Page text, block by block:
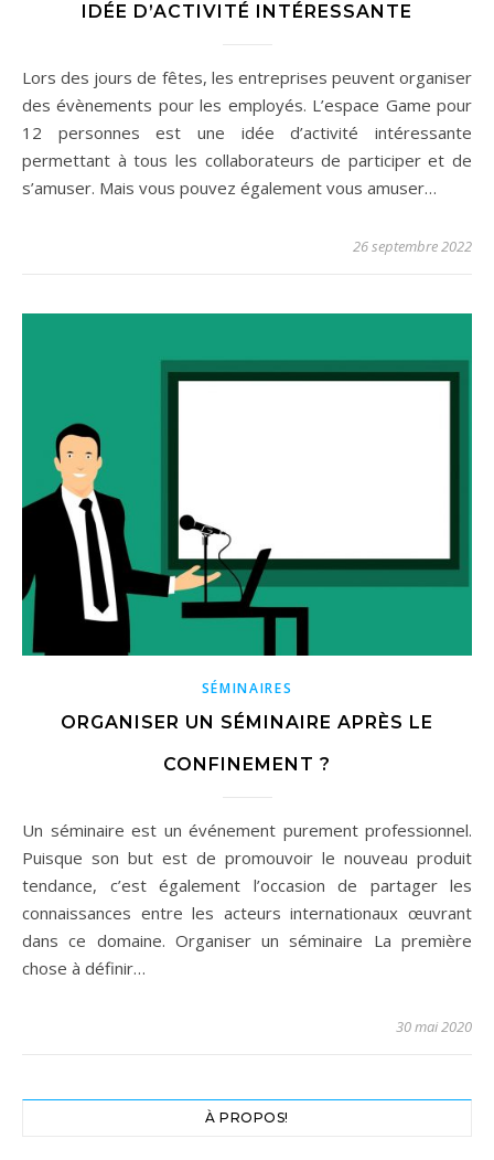
IDÉE D’ACTIVITÉ INTÉRESSANTE
Lors des jours de fêtes, les entreprises peuvent organiser
des évènements pour les employés. L’espace Game pour
12 personnes est une idée d’activité intéressante
permettant à tous les collaborateurs de participer et de
s’amuser. Mais vous pouvez également vous amuser…
26 septembre 2022
SÉMINAIRES
ORGANISER UN SÉMINAIRE APRÈS LE
CONFINEMENT ?
Un séminaire est un événement purement professionnel.
Puisque son but est de promouvoir le nouveau produit
tendance, c’est également l’occasion de partager les
connaissances entre les acteurs internationaux œuvrant
dans ce domaine. Organiser un séminaire La première
chose à définir…
30 mai 2020
À PROPOS!